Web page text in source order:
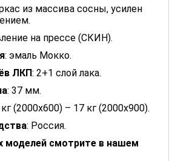
из массива сосны, усилен
на прессе (СКИН).
: эмаль Мокко.
ЛКП: 2+1 слой лака.
: 37 мм.
(2000х600) – 17 кг (2000х900).
: Россия.
моделей смотрите в нашем